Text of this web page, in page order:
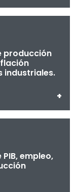
producción
industriales.
+
empleo,